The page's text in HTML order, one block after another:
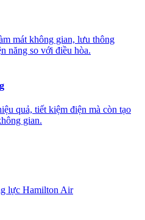
mát không gian, lưu thông
năng so với điều hòa.
quả, tiết kiệm điện mà còn tạo
gian.
lực Hamilton Air